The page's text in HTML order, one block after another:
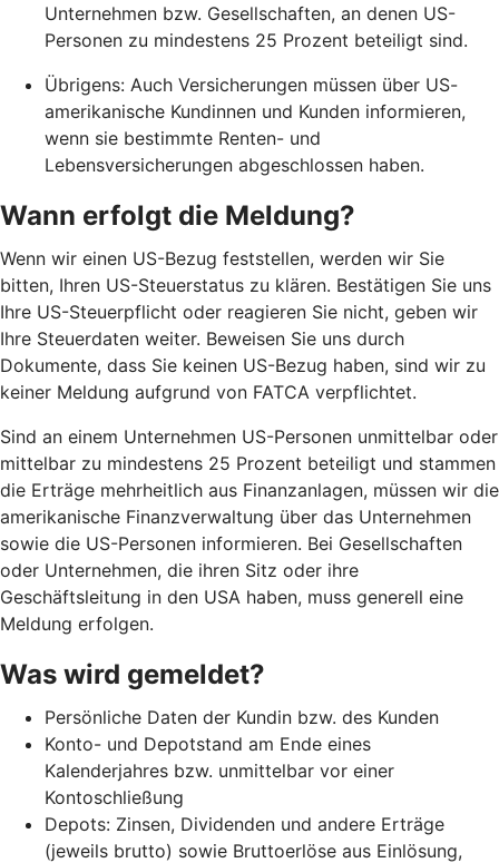
Unternehmen bzw. Gesellschaften, an denen US-
Personen zu mindestens 25 Prozent beteiligt sind.
Übrigens: Auch Versicherungen müssen über US-
amerikanische Kundinnen und Kunden informieren,
wenn sie bestimmte Renten- und
Lebensversicherungen abgeschlossen haben.
Wann erfolgt die Meldung?
Wenn wir einen US-Bezug feststellen, werden wir Sie
bitten, Ihren US-Steuerstatus zu klären. Bestätigen Sie uns
Ihre US-Steuerpflicht oder reagieren Sie nicht, geben wir
Ihre Steuerdaten weiter. Beweisen Sie uns durch
Dokumente, dass Sie keinen US-Bezug haben, sind wir zu
keiner Meldung aufgrund von FATCA verpflichtet.
Sind an einem Unternehmen US-Personen unmittelbar oder
mittelbar zu mindestens 25 Prozent beteiligt und stammen
die Erträge mehrheitlich aus Finanzanlagen, müssen wir die
amerikanische Finanzverwaltung über das Unternehmen
sowie die US-Personen informieren. Bei Gesellschaften
oder Unternehmen, die ihren Sitz oder ihre
Geschäftsleitung in den USA haben, muss generell eine
Meldung erfolgen.
Was wird gemeldet?
Persönliche Daten der Kundin bzw. des Kunden
Konto- und Depotstand am Ende eines
Kalenderjahres bzw. unmittelbar vor einer
Kontoschließung
Depots: Zinsen, Dividenden und andere Erträge
(jeweils brutto) sowie Bruttoerlöse aus Einlösung,